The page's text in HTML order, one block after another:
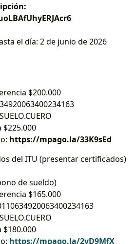
el día: 2 de junio de 2026
$200.000
https://mpago.la/33K9sEd
del ITU (presentar certificados)
de sueldo)
$165.000
https://mpago.la/2vD9MfX